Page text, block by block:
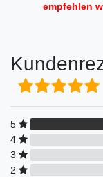
empfehlen
5
4
3
2